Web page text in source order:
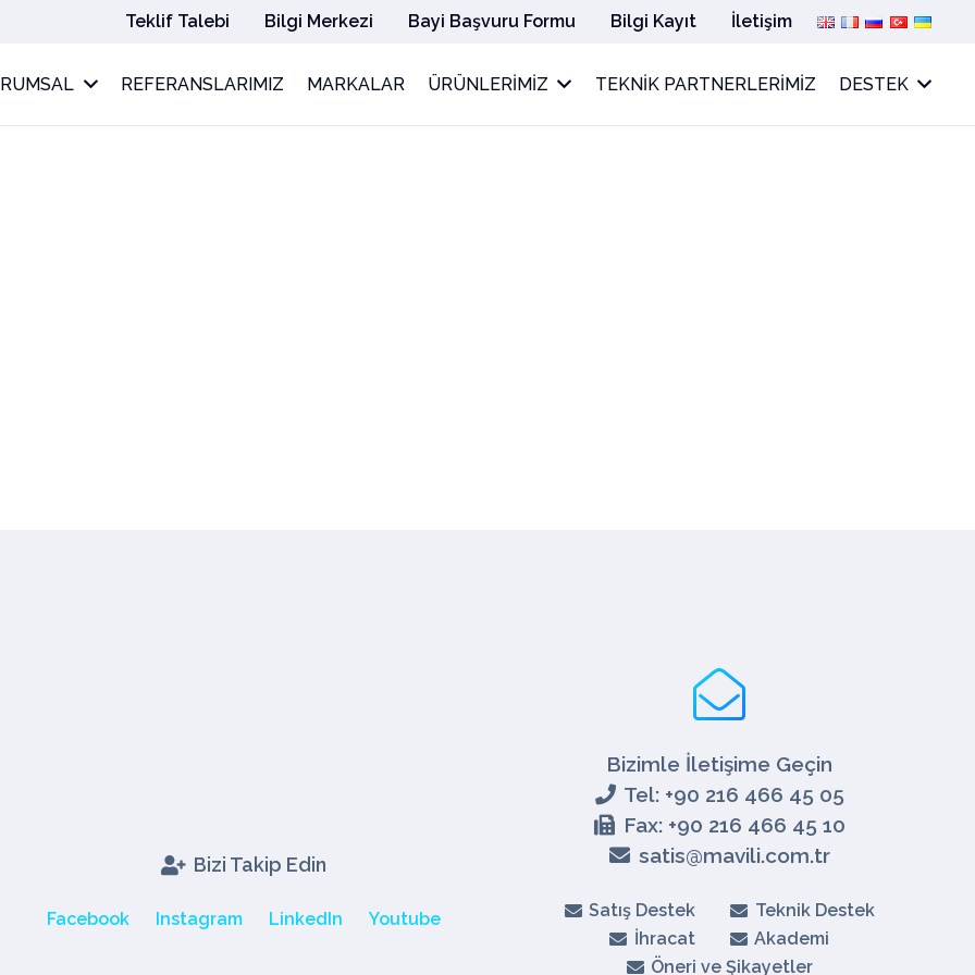
Teklif Talebi Bilgi Merkezi Bayi Başvuru Formu Bilgi Kayıt İletişim
REFERANSLARIMIZ MARKALAR ÜRÜNLERIMIZ TEKNIK PARTNERLERIMIZ DESTEK
Bizi Takip Edin
Facebook Instagram LinkedIn Youtube
Bizimle İletişime Geçin
Tel: +90 216 466 45 05
Fax: +90 216 466 45 10
satis@mavili.com.tr
Satış Destek
Teknik Destek
İhracat
Akademi
Öneri ve Şikayetler